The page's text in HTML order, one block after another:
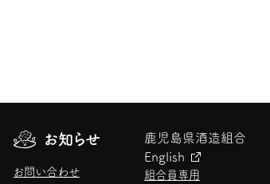
お知らせ
お問い合わせ
鹿児島県酒造組合
English
組合員専用